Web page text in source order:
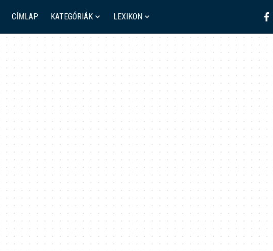
CÍMLAP KATEGÓRIÁK LEXIKON